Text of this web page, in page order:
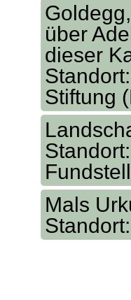
über
dieser
Stiftung
Mals